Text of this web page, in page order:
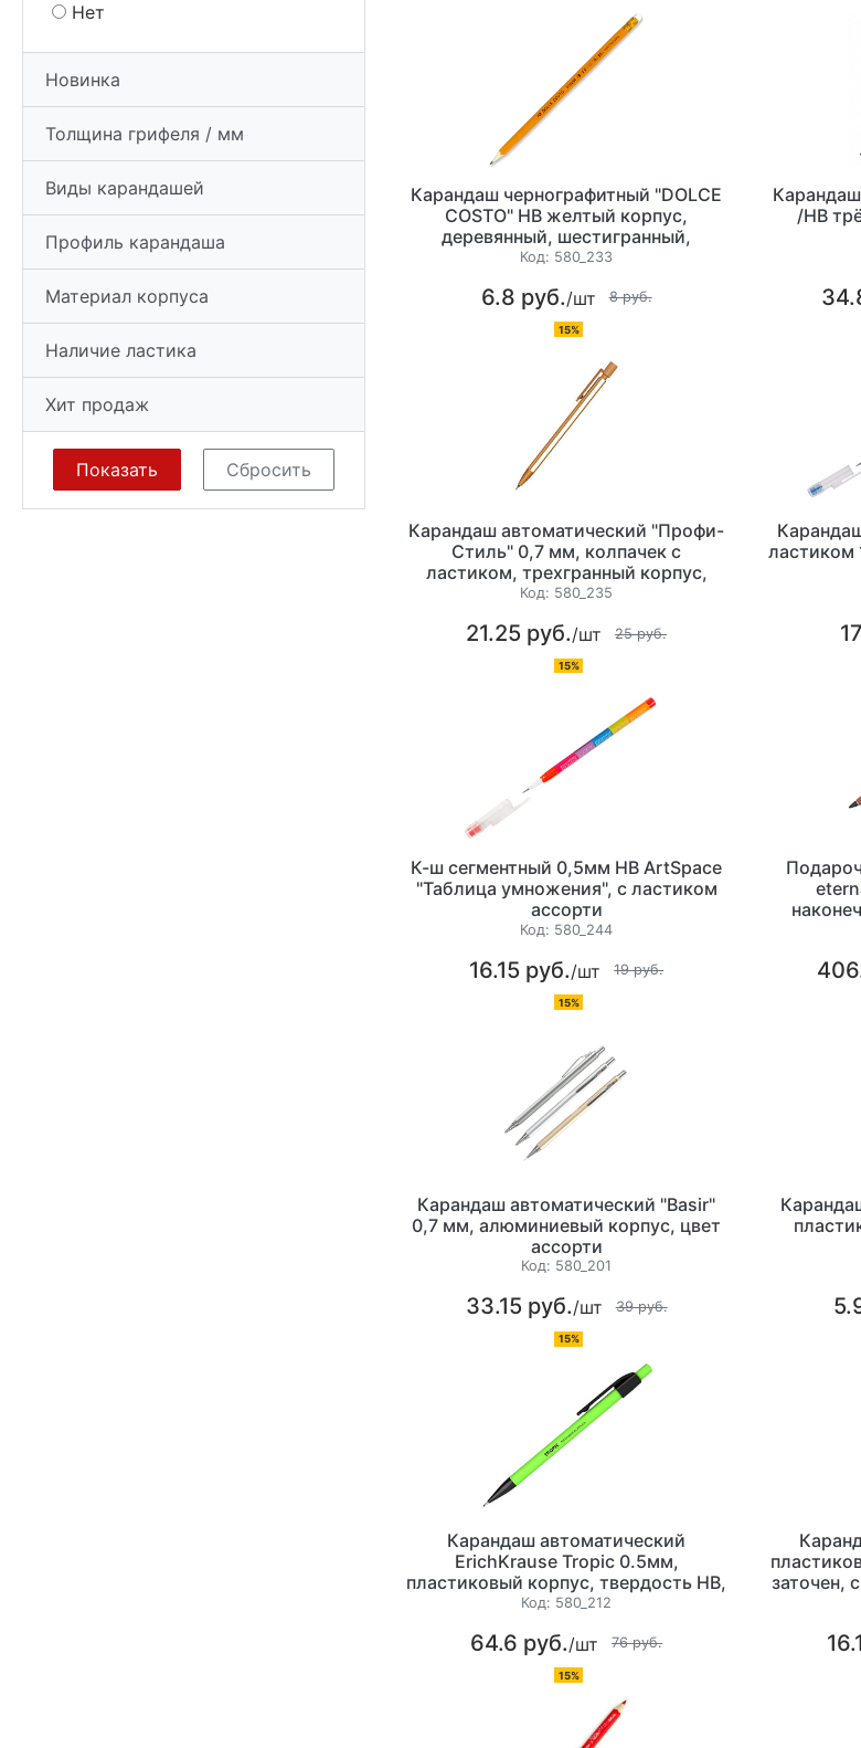
Нет
Новинка
Толщина грифеля / мм
Виды карандашей
Профиль карандаша
Материал корпуса
Наличие ластика
Хит продаж
Карандаш чернографитный "DOLCE
COSTO" НВ желтый корпус,
деревянный, шестигранный,
заточенный, с ластиком
Код: 580_233
6.8 руб./шт 8 руб.
15%
/HB
Карандаш автоматический "Профи-
Стиль" 0,7 мм, колпачек с
ластиком, трехгранный корпус,
цвет ассорти
Код: 580_235
21.25 руб./шт 25 руб.
15%
ластиком
К-ш сегментный 0,5мм НВ ArtSpace
"Таблица умножения", с ластиком
ассорти
Код: 580_244
16.15 руб./шт 19 руб.
15%
это
Карандаш автоматический "Basir"
0,7 мм, алюминиевый корпус, цвет
ассорти
Код: 580_201
33.15 руб./шт 39 руб.
15%
Карандаш автоматический
ErichKrause Tropic 0.5мм,
пластиковый корпус, твердость НВ,
с ластиком, цвет корпуса ассорти
Код: 580_212
64.6 руб./шт 76 руб.
15%
заточен,